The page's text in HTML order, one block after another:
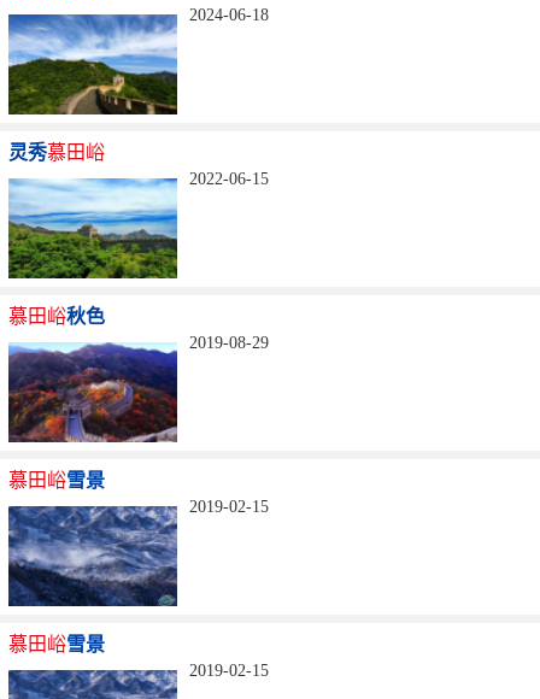
2024-06-18
灵秀慕田峪
2022-06-15
慕田峪秋色
2019-08-29
慕田峪雪景
2019-02-15
慕田峪雪景
2019-02-15